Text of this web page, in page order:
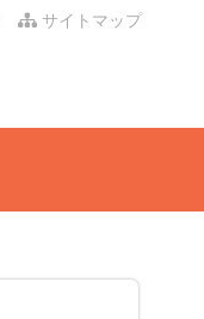
サイトマップ